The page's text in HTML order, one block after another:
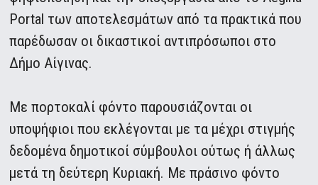
Portal των αποτελεσμάτων από τα πρακτικά που
παρέδωσαν οι δικαστικοί αντιπρόσωποι στο
Δήμο Αίγινας.
Με πορτοκαλί φόντο παρουσιάζονται οι
υποψήφιοι που εκλέγονται με τα μέχρι στιγμής
δεδομένα δημοτικοί σύμβουλοι ούτως ή άλλως
μετά τη δεύτερη Κυριακή. Με πράσινο φόντο